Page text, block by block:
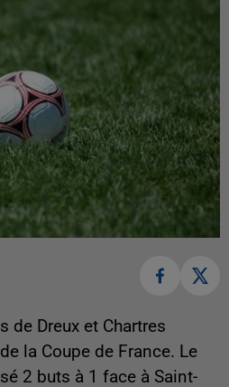
de Dreux et Chartres
la Coupe de France. Le
2 buts à 1 face à Saint-